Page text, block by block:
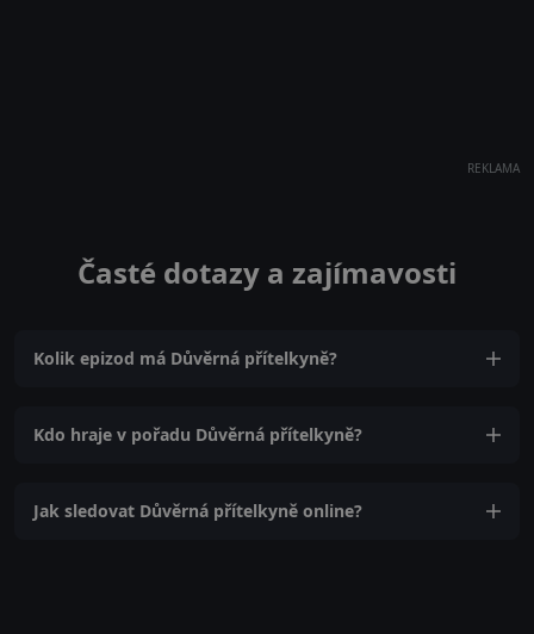
REKLAMA
Časté dotazy a zajímavosti
Kolik epizod má Důvěrná přítelkyně?
Kdo hraje v pořadu Důvěrná přítelkyně?
Jak sledovat Důvěrná přítelkyně online?